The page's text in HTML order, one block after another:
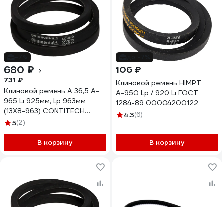
680 ₽
731 ₽
Клиновой ремень A 36,5 A-
965 Li 925мм, Lp 963мм
(13X8-963) CONTITECH
CONTI-V A36.5CONTI
5(2)
В корзину
106 ₽
Клиновой ремень HIMPT
А-950 Lp / 920 Li ГОСТ
1284-89 00004200122
4.3(6)
В корзину